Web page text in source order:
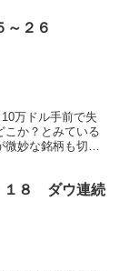
～２６
万ドル手前で失
こか？とみている
微妙な銘柄も切っ
１８ ダウ連続